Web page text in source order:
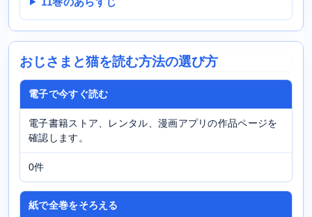
おじさまと猫を読む方法の選び方
電子で今すぐ読む
電子書籍ストア、レンタル、漫画アプリの作品ページを
確認します。
0件
紙で全巻をそろえる